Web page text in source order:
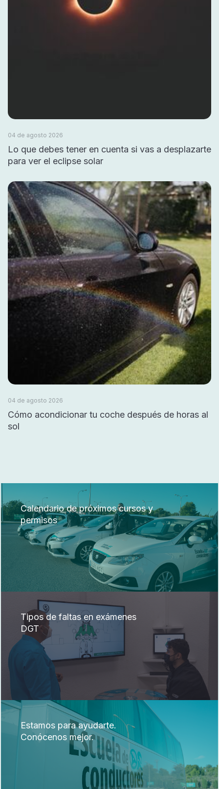
04 de agosto 2026
Lo que debes tener en cuenta si vas a desplazarte
para ver el eclipse solar
04 de agosto 2026
Cómo acondicionar tu coche después de horas al
sol
Calendario de próximos cursos y
permisos
Tipos de faltas en exámenes
DGT
Estamos para ayudarte.
Conócenos mejor.